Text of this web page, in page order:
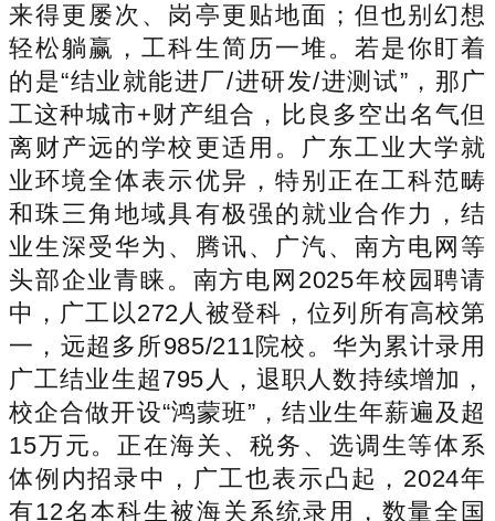
来得更屡次、岗亭更贴地面；但也别幻想
轻松躺赢，工科生简历一堆。若是你盯着
的是“结业就能进厂/进研发/进测试”，那广
工这种城市+财产组合，比良多空出名气但
离财产远的学校更适用。广东工业大学就
业环境全体表示优异，特别正在工科范畴
和珠三角地域具有极强的就业合作力，结
业生深受华为、腾讯、广汽、南方电网等
头部企业青睐。南方电网2025年校园聘请
中，广工以272人被登科，位列所有高校第
一，远超多所985/211院校。华为累计录用
广工结业生超795人，退职人数持续增加，
校企合做开设“鸿蒙班”，结业生年薪遍及超
15万元。正在海关、税务、选调生等体系
体例内招录中，广工也表示凸起，2024年
有12名本科生被海关系统录用，数量全国